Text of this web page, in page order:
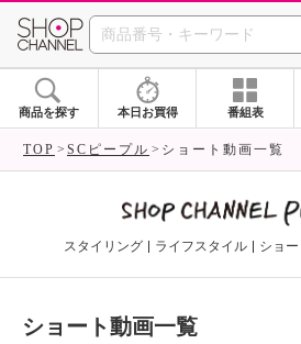
SHOP
商品を探す 本日お買得 番組表
TOP SCピープル ショート動画一覧
スタイリング ライフスタイル ショ
ショート動画一覧